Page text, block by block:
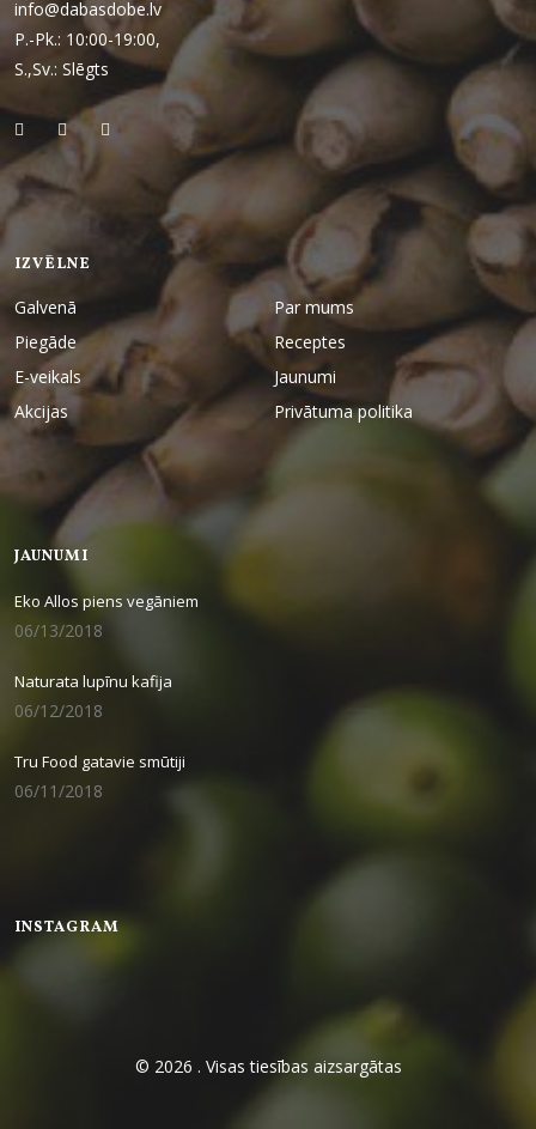
info@dabasdobe.lv
P.-Pk.: 10:00-19:00,
S.,Sv.: Slēgts
IZVĒLNE
Galvenā
Par mums
Piegāde
Receptes
E-veikals
Jaunumi
Akcijas
Privātuma politika
JAUNUMI
Eko Allos piens vegāniem
06/13/2018
Naturata lupīnu kafija
06/12/2018
Tru Food gatavie smūtiji
06/11/2018
INSTAGRAM
© 2026 . Visas tiesības aizsargātas